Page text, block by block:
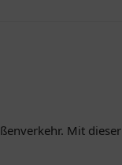
Mit dieser